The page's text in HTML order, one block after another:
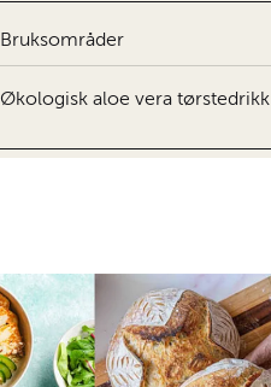
Bruksområder
Økologisk aloe vera tørstedrikk